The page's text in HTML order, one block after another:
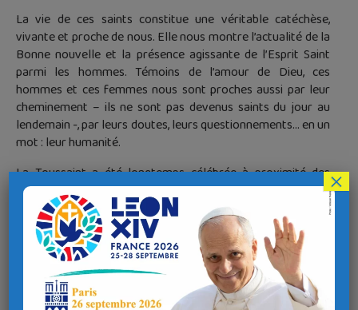
La vie de ces saints constitue une véritable catéchèse,
vivante et proche de nous. Elle nous montre l’actualité de la
Bonne nouvelle et la présence agissante de l’Esprit Saint
parmi les hommes. Témoins de l’amour de Dieu, ces
hommes et ces femmes nous sont proches aussi par leur
cheminement – ils ne sont pas devenus saints du jour au
lendemain -, par leurs doutes, leurs questionnements… en un
mot : leur humanité.
La Toussaint a été longtemps célébrée à proximité des
fêtes de Pâques et de la Pentecôte. Ce lien avec ces deux
grandes fêtes donne le sens originel de la fête de la
Toussaint : goûter déjà à la joie de ceux qui ont mis le Christ
au centre de leur vie et vivre dans l’espérance de la
Résurrection.
Qu’est-ce que la sainteté ?
×